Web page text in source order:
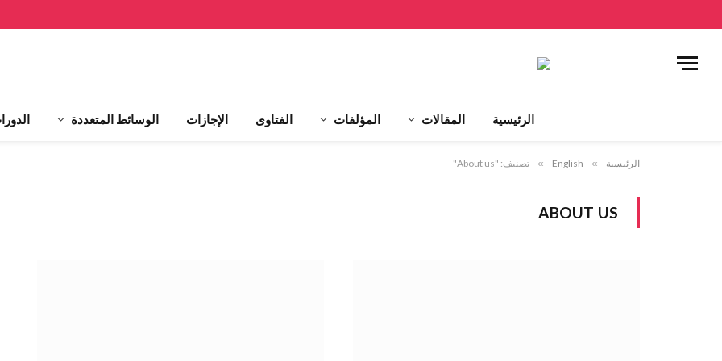
الرئيسية المقالات المؤلفات الفتاوى الإجازات الوسائط المتعددة
الرئيسية »
English
» تصنيف: "About us"
ABOUT US